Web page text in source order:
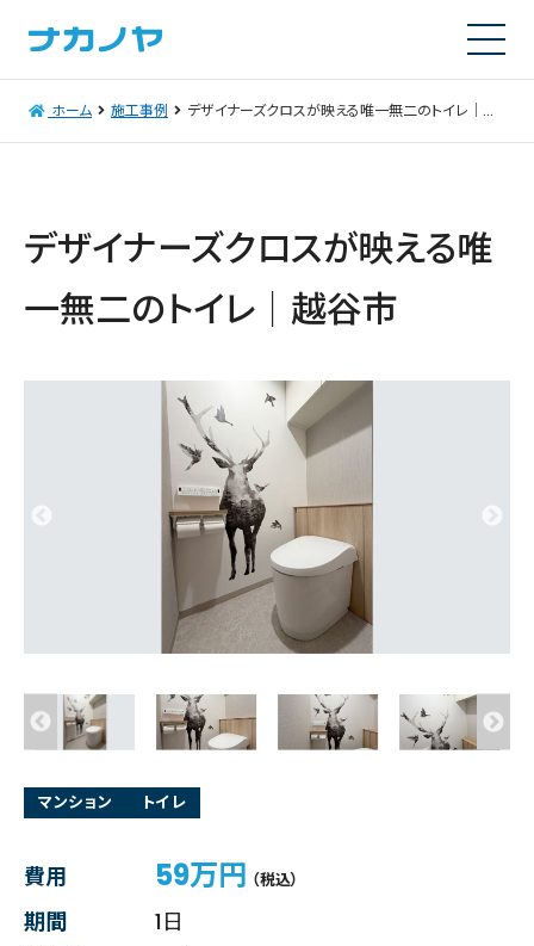
ホーム 施工事例 デザイナーズクロスが映える唯一無二のトイレ｜越谷市
デザイナーズクロスが映える唯
一無二のトイレ｜越谷市
マンション トイレ
費用 59万円 （税込）
期間
1日